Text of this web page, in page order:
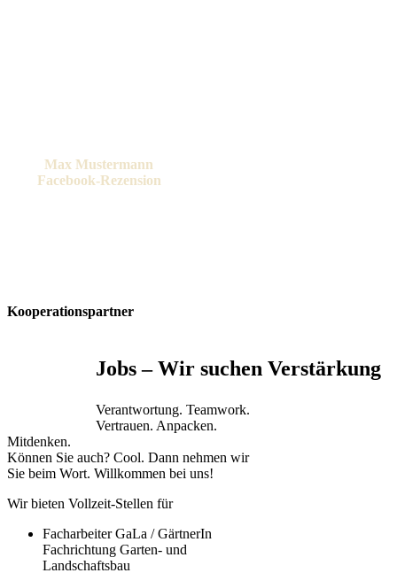
Max Mustermann
Facebook-Rezension
Kooperationspartner
Jobs – Wir suchen Verstärkung
Verantwortung. Teamwork.
Vertrauen. Anpacken.
Mitdenken.
Können Sie auch? Cool. Dann nehmen wir
Sie beim Wort. Willkommen bei uns!
Wir bieten Vollzeit-Stellen für
Facharbeiter GaLa / GärtnerIn
Fachrichtung Garten- und
Landschaftsbau